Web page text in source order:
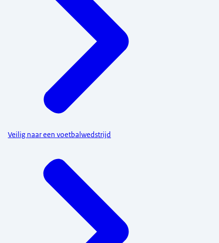
Veilig naar een voetbalwedstrijd